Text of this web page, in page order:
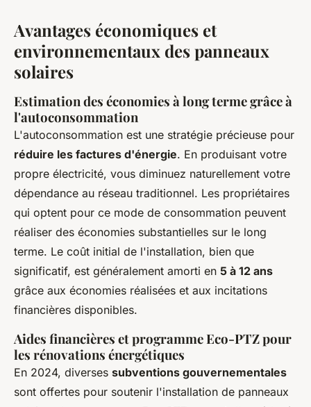
Avantages économiques et
environnementaux des panneaux
solaires
Estimation des économies à long terme grâce à
l'autoconsommation
L'autoconsommation est une stratégie précieuse pour
réduire les factures d'énergie. En produisant votre
propre électricité, vous diminuez naturellement votre
dépendance au réseau traditionnel. Les propriétaires
qui optent pour ce mode de consommation peuvent
réaliser des économies substantielles sur le long
terme. Le coût initial de l'installation, bien que
significatif, est généralement amorti en 5 à 12 ans
grâce aux économies réalisées et aux incitations
financières disponibles.
Aides financières et programme Eco-PTZ pour
les rénovations énergétiques
En 2024, diverses subventions gouvernementales
sont offertes pour soutenir l'installation de panneaux